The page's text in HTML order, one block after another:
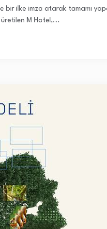
bir ilke imza atarak tamamı
M Hotel,...